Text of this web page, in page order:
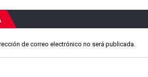
de correo electrónico no será publicada.